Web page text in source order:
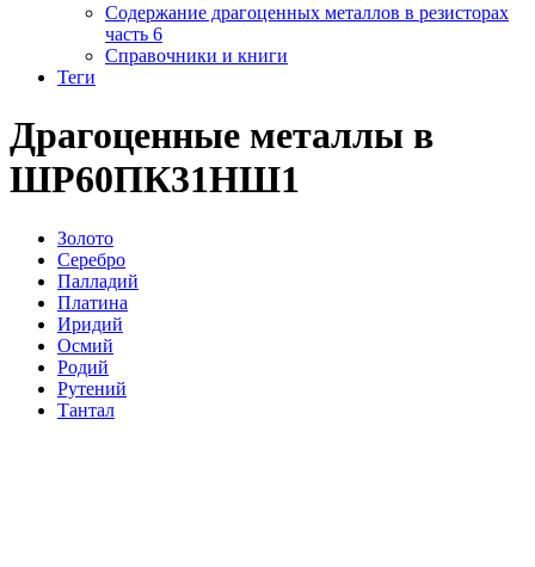
Содержание драгоценных металлов в резисторах
часть 6
Справочники и книги
Теги
Драгоценные металлы в
ШР60ПК31НШ1
Золото
Серебро
Палладий
Платина
Иридий
Осмий
Родий
Рутений
Тантал